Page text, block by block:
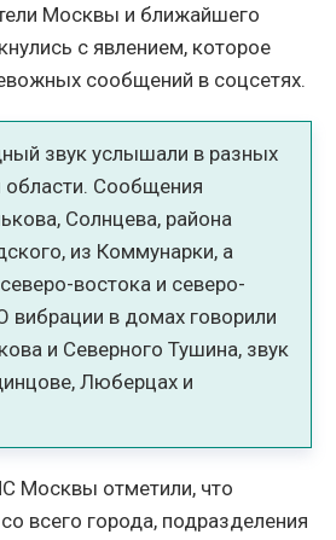
Москвы и ближайшего
с явлением, которое
сообщений в соцсетях.
звук услышали в разных
области. Сообщения
Солнцева, района
из Коммунарки, а
востока и северо-
в домах говорили
и Северного Тушина, звук
Люберцах и
Москвы отметили, что
всего города, подразделения